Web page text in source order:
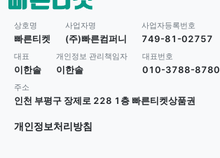
상호명
빠른티켓
사업자명
(주)빠른컴퍼니
사업자등록번호
749-81-02757
대표
이한솔
개인정보 관리책임자
이한솔
대표번호
010-3788-8780
주소
인천 부평구 장제로 228 1층 빠른티켓상품권
개인정보처리방침